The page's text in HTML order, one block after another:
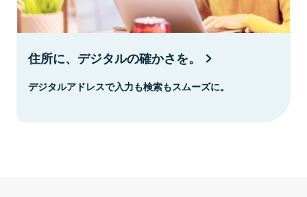
住所に、デジタルの確かさを。
デジタルアドレスで入力も検索もスムーズに。